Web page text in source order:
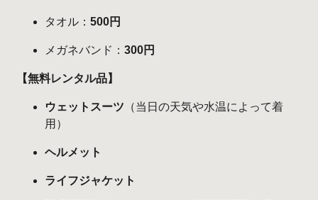
タオル： 500円
メガネバンド： 300円
【無料レンタル品】
ウェットスーツ （当日の天気や水温によって着
用）
ヘルメット
ライフジャケット